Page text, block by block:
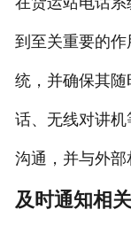
到至关重要的
统，并确保其
话、无线对讲
沟通，并与外
及时通知相